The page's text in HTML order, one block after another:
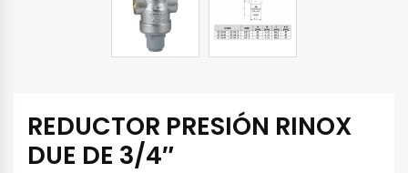
REDUCTOR PRESIÓN RINOX
DUE DE 3/4″